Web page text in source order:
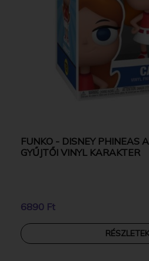
FUNKO - DISNEY PHINEAS
GYŰJTŐI VINYL KARAKTER
6890 Ft